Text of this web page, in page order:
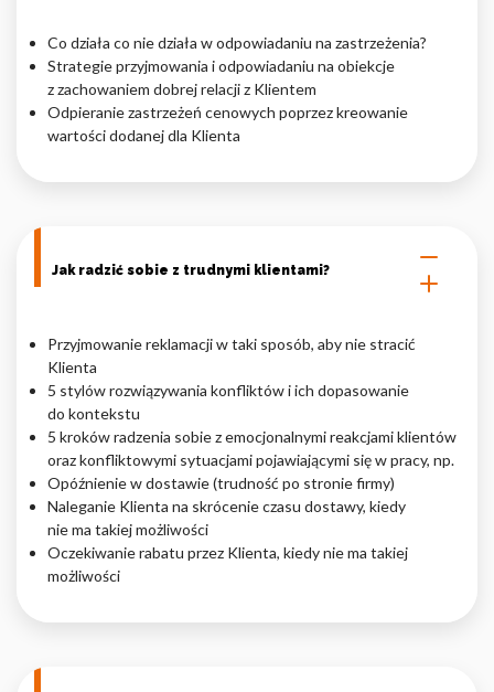
Co działa co nie działa w odpowiadaniu na zastrzeżenia?
Strategie przyjmowania i odpowiadaniu na obiekcje
z zachowaniem dobrej relacji z Klientem
Odpieranie zastrzeżeń cenowych poprzez kreowanie
wartości dodanej dla Klienta
Jak radzić sobie z trudnymi klientami?
Przyjmowanie reklamacji w taki sposób, aby nie stracić
Klienta
5 stylów rozwiązywania konfliktów i ich dopasowanie
do kontekstu
5 kroków radzenia sobie z emocjonalnymi reakcjami klientów
oraz konfliktowymi sytuacjami pojawiającymi się w pracy, np.
Opóźnienie w dostawie (trudność po stronie firmy)
Naleganie Klienta na skrócenie czasu dostawy, kiedy
nie ma takiej możliwości
Oczekiwanie rabatu przez Klienta, kiedy nie ma takiej
możliwości